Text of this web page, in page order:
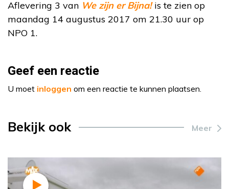
Aflevering 3 van We zijn er Bijna!is te zien op
maandag 14 augustus 2017 om 21.30 uur op
NPO 1.
Geef een reactie
U moet inloggen om een reactie te kunnen plaatsen.
Bekijk ook Meer